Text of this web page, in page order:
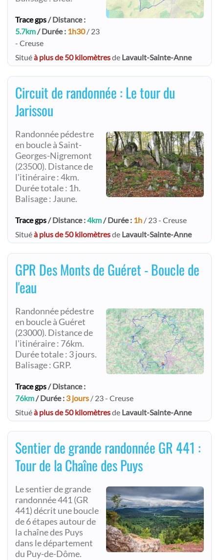
Trace gps/ Distance :
5.7km/ Durée : 1h30/ 23
- Creuse
Situéà plus de 50 kilomètresde Lavault-Sainte-Anne
Circuit de randonnée : Le tour du
Jarissou
Randonnée pédestre
en boucle à Saint-
Georges-Nigremont
(23500). Distance de
l'itinéraire : 4km.
Durée totale : 1h.
Balisage : Jaune.
Trace gps/ Distance :4km/ Durée : 1h / 23 - Creuse
Situéà plus de 50 kilomètresde Lavault-Sainte-Anne
GPR Des Monts de Guéret - Boucle de
l'eau
Randonnée pédestre
en boucle à Guéret
(23000). Distance de
l'itinéraire : 76km.
Durée totale : 3 jours.
Balisage : GRP.
Trace gps/ Distance :
76km/ Durée : 3 jours / 23 - Creuse
Situéà plus de 50 kilomètresde Lavault-Sainte-Anne
Sentier de grande randonnée GR 441 :
Tour de la Chaîne des Puys
Le sentier de grande
randonnée 441 (GR
441) décrit une boucle
de 6 étapes autour de
la chaîne des Puys
dans le département
du Puy-de-Dôme.